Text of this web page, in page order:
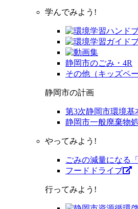
学んでみよう!
静岡市のごみ・4R
その他（キッズペー
静岡市の計画
第3次静岡市環境基
静岡市一般廃棄物
やってみよう!
ごみの減量になる「
フードドライブ
行ってみよう!